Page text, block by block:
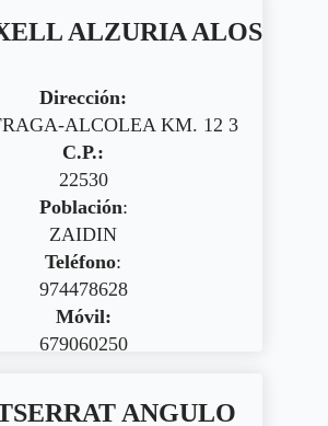
ALZURIA ALOS
Dirección:
ALCOLEA KM. 12 3
C.P.:
22530
Población:
ZAIDIN
Teléfono:
974478628
Móvil:
679060250
ANGULO